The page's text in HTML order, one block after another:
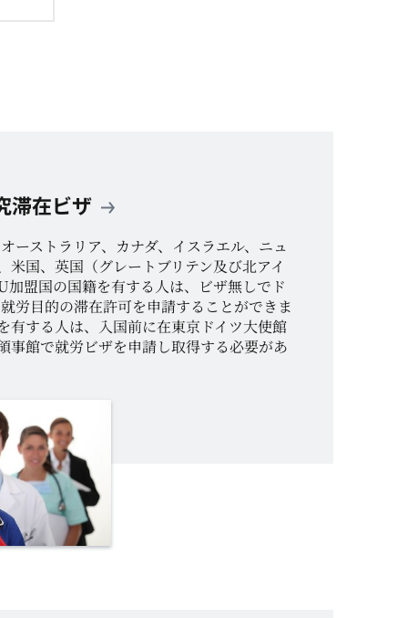
滞在ビザ
ーストラリア、カナダ、イスラエル、ニュ
米国、英国（グレートブリテン及び北アイ
加盟国の国籍を有する人は、ビザ無しでド
労目的の滞在許可を申請することができま
有する人は、入国前に在東京ドイツ大使館
事館で就労ビザを申請し取得する必要があ